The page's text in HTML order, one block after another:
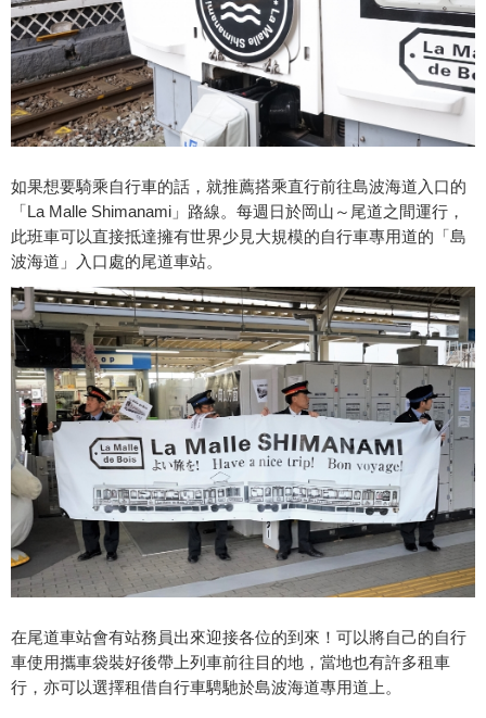
如果想要騎乘自行車的話，就推薦搭乘直行前往島波海道入口的
「La Malle Shimanami」路線。每週日於岡山～尾道之間運行，
此班車可以直接抵達擁有世界少見大規模的自行車專用道的「島
波海道」入口處的尾道車站。
在尾道車站會有站務員出來迎接各位的到來！可以將自己的自行
車使用攜車袋裝好後帶上列車前往目的地，當地也有許多租車
行，亦可以選擇租借自行車騁馳於島波海道專用道上。